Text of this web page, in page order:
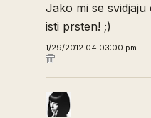
Jako mi se svidjaju
isti prsten! ;)
1/29/2012 04:03:00 pm